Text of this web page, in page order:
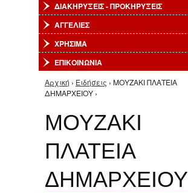
ΔΙΑΚΗΡΥΞΕΙΣ - ΠΡΟΚΗΡΥΞΕΙΣ
ΑΓΓΕΛΙΕΣ
ΧΡΗΣΙΜΑ
ΕΠΙΚΟΙΝΩΝΙΑ
Είστε εδώ
Αρχική › Ειδήσεις › ΜΟΥΖΑΚΙ ΠΛΑΤΕΙΑ
ΔΗΜΑΡΧΕΙΟΥ ›
ΜΟΥΖΑΚΙ
ΠΛΑΤΕΙΑ
ΔΗΜΑΡΧΕΙΟΥ